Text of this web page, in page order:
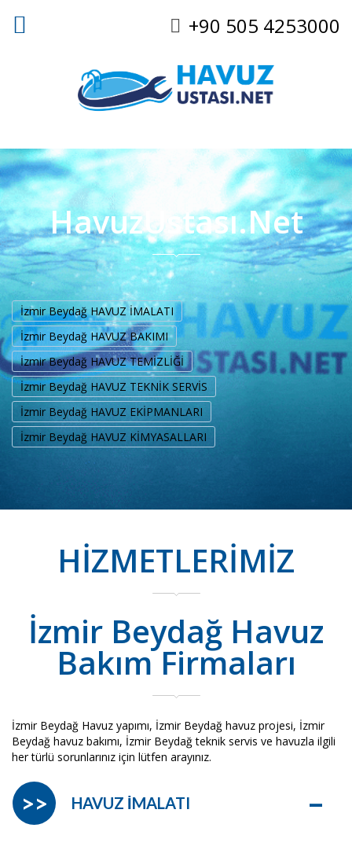
+90 505 4253000
HavuzUstası.Net
İzmir Beydağ HAVUZ İMALATI
İzmir Beydağ HAVUZ BAKIMI
İzmir Beydağ HAVUZ TEMİZLİĞİ
İzmir Beydağ HAVUZ TEKNİK SERVİS
İzmir Beydağ HAVUZ EKİPMANLARI
İzmir Beydağ HAVUZ KİMYASALLARI
HİZMETLERİMİZ
İzmir Beydağ Havuz
Bakım Firmaları
İzmir Beydağ Havuz yapımı, İzmir Beydağ havuz projesi, İzmir
Beydağ havuz bakımı, İzmir Beydağ teknik servis ve havuzla ilgili
her türlü sorunlarınız için lütfen arayınız.
HAVUZ İMALATI –
>>